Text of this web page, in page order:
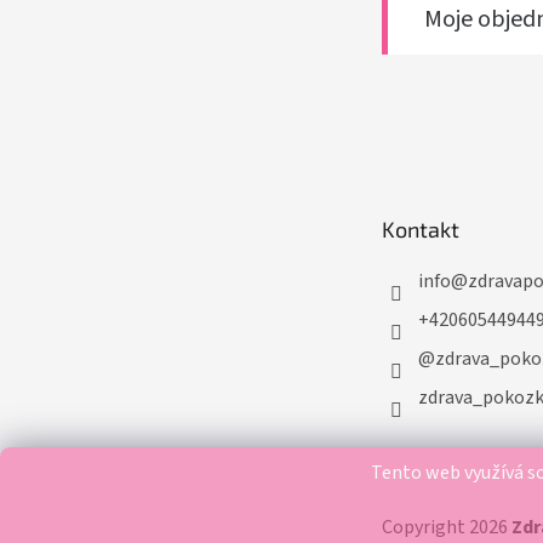
Tento web využívá
Moje
Kontakt
info@
+420605449449
Copyright 2026